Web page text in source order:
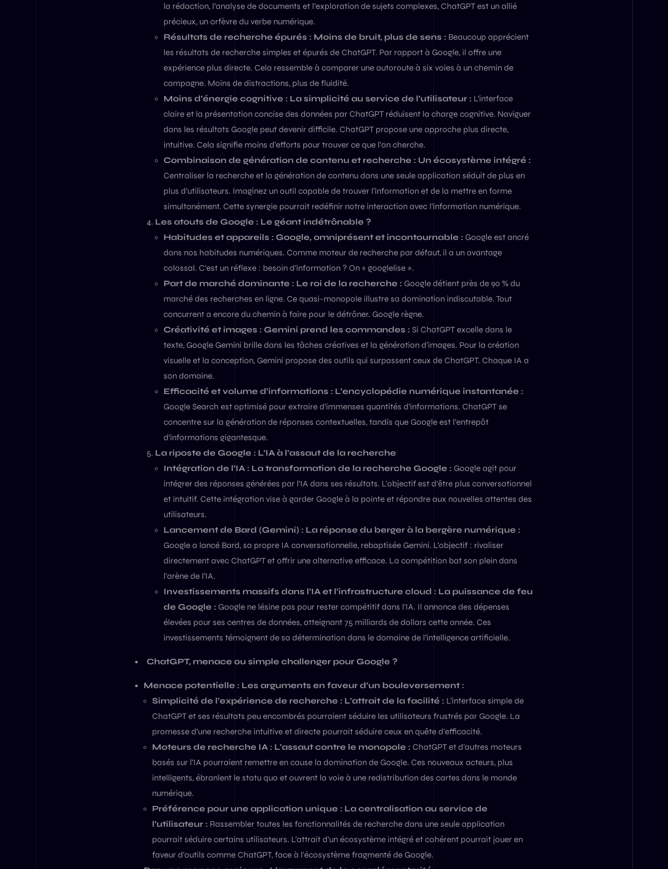
la rédaction, l’analyse de documents et l’exploration de sujets complexes, ChatGPT est un allié
précieux, un orfèvre du verbe numérique.
Résultats de recherche épurés : Moins de bruit, plus de sens : Beaucoup apprécient
les résultats de recherche simples et épurés de ChatGPT. Par rapport à Google, il offre une
expérience plus directe. Cela ressemble à comparer une autoroute à six voies à un chemin de
campagne. Moins de distractions, plus de fluidité.
Moins d’énergie cognitive : La simplicité au service de l’utilisateur : L’interface
claire et la présentation concise des données par ChatGPT réduisent la charge cognitive. Naviguer
dans les résultats Google peut devenir difficile. ChatGPT propose une approche plus directe,
intuitive. Cela signifie moins d’efforts pour trouver ce que l’on cherche.
Combinaison de génération de contenu et recherche : Un écosystème intégré :
Centraliser la recherche et la génération de contenu dans une seule application séduit de plus en
plus d’utilisateurs. Imaginez un outil capable de trouver l’information et de la mettre en forme
simultanément. Cette synergie pourrait redéfinir notre interaction avec l’information numérique.
Les atouts de Google : Le géant indétrônable ?
Habitudes et appareils : Google, omniprésent et incontournable : Google est ancré
dans nos habitudes numériques. Comme moteur de recherche par défaut, il a un avantage
colossal. C’est un réflexe : besoin d’information ? On « googlelise ».
Part de marché dominante : Le roi de la recherche : Google détient près de 90 % du
marché des recherches en ligne. Ce quasi-monopole illustre sa domination indiscutable. Tout
concurrent a encore du chemin à faire pour le détrôner. Google règne.
Créativité et images : Gemini prend les commandes : Si ChatGPT excelle dans le
texte, Google Gemini brille dans les tâches créatives et la génération d’images. Pour la création
visuelle et la conception, Gemini propose des outils qui surpassent ceux de ChatGPT. Chaque IA a
son domaine.
Efficacité et volume d’informations : L’encyclopédie numérique instantanée :
Google Search est optimisé pour extraire d’immenses quantités d’informations. ChatGPT se
concentre sur la génération de réponses contextuelles, tandis que Google est l’entrepôt
d’informations gigantesque.
La riposte de Google : L’IA à l’assaut de la recherche
Intégration de l’IA : La transformation de la recherche Google : Google agit pour
intégrer des réponses générées par l’IA dans ses résultats. L’objectif est d’être plus conversationnel
et intuitif. Cette intégration vise à garder Google à la pointe et répondre aux nouvelles attentes des
utilisateurs.
Lancement de Bard (Gemini) : La réponse du berger à la bergère numérique :
Google a lancé Bard, sa propre IA conversationnelle, rebaptisée Gemini. L’objectif : rivaliser
directement avec ChatGPT et offrir une alternative efficace. La compétition bat son plein dans
l’arène de l’IA.
Investissements massifs dans l’IA et l’infrastructure cloud : La puissance de feu
de Google : Google ne lésine pas pour rester compétitif dans l’IA. Il annonce des dépenses
élevées pour ses centres de données, atteignant 75 milliards de dollars cette année. Ces
investissements témoignent de sa détermination dans le domaine de l’intelligence artificielle.
ChatGPT, menace ou simple challenger pour Google ?
Menace potentielle : Les arguments en faveur d’un bouleversement :
Simplicité de l’expérience de recherche : L’attrait de la facilité : L’interface simple de
ChatGPT et ses résultats peu encombrés pourraient séduire les utilisateurs frustrés par Google. La
promesse d’une recherche intuitive et directe pourrait séduire ceux en quête d’efficacité.
Moteurs de recherche IA : L’assaut contre le monopole : ChatGPT et d’autres moteurs
basés sur l’IA pourraient remettre en cause la domination de Google. Ces nouveaux acteurs, plus
intelligents, ébranlent le statu quo et ouvrent la voie à une redistribution des cartes dans le monde
numérique.
Préférence pour une application unique : La centralisation au service de
l’utilisateur : Rassembler toutes les fonctionnalités de recherche dans une seule application
pourrait séduire certains utilisateurs. L’attrait d’un écosystème intégré et cohérent pourrait jouer en
faveur d’outils comme ChatGPT, face à l’écosystème fragmenté de Google.